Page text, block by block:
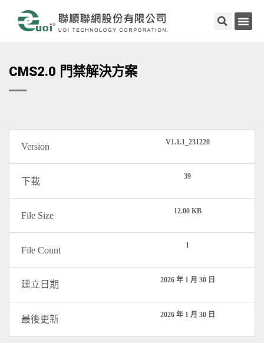
CMS2.0 門禁解決⽅案
Version V1.1.1_231220
下載 39
File Size 12.00 KB
File Count 1
建立日期 2026 年 1 月 30 日
最後更新 2026 年 1 月 30 日